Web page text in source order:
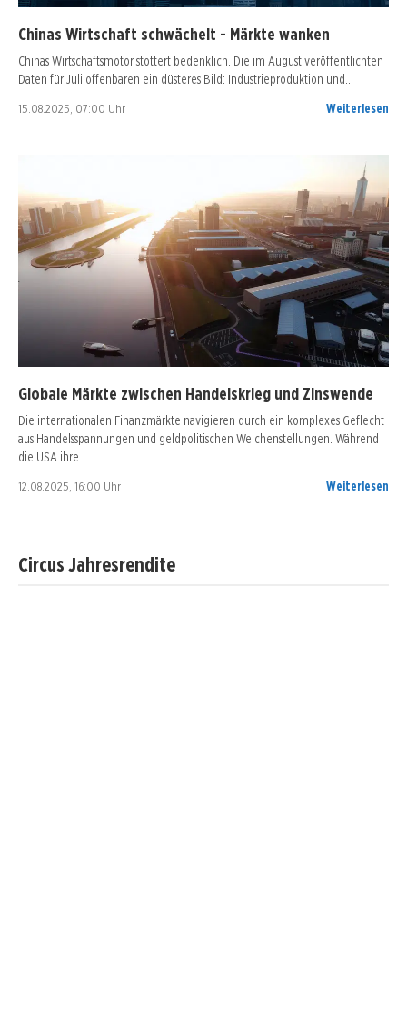
Chinas Wirtschaft schwächelt - Märkte wanken
Chinas Wirtschaftsmotor stottert bedenklich. Die im August veröffentlichten
Daten für Juli offenbaren ein düsteres Bild: Industrieproduktion und…
15.08.2025, 07:00 Uhr Weiterlesen
Globale Märkte zwischen Handelskrieg und Zinswende
Die internationalen Finanzmärkte navigieren durch ein komplexes Geflecht
aus Handelsspannungen und geldpolitischen Weichenstellungen. Während
die USA ihre…
12.08.2025, 16:00 Uhr Weiterlesen
Circus Jahresrendite